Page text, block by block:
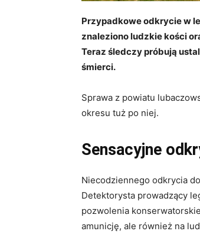
Przypadkowe odkrycie w
znaleziono ludzkie kości
Teraz śledczy próbują
śmierci.
Sprawa z powiatu
okresu tuż po niej.
Sensacyjne
Niecodziennego odkrycia
Detektorysta prowadzący
pozwolenia
amunicję, ale również na